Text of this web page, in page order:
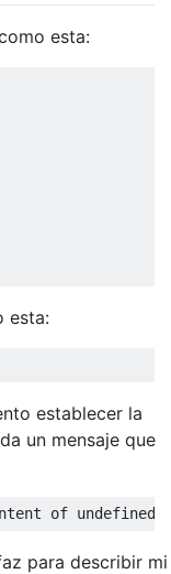
esta:
esta:
establecer la
un mensaje que
of undefined"
para describir mi